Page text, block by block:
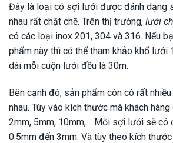
Đây là loại có sợi lưới được đánh dạng
nhau rất chặt chẽ. Trên thị trường, lưới
có các loại inox 201, 304 và 316. Nếu
phẩm này thì có thể tham khảo khổ lưới
dài mỗi cuộn lưới đều là 30m.
Bên cạnh đó, sản phẩm còn có rất
nhau. Tùy vào kích thước mà khách
2mm, 5mm, 10mm,… Mỗi sợi lưới sẽ có
0.5mm đến 3mm. Và tùy theo kích